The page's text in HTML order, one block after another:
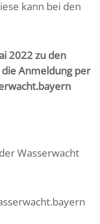
kann bei den
2022 zu den
Anmeldung per
Wasserwacht